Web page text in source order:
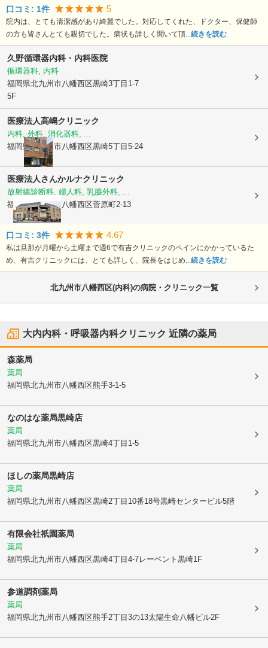
口コミ: 1件 5
院内は、とても清潔感があり綺麗でした。対応してくれた、ドクター、保健師
の方も皆さんとても親切でした。病状も詳しく聞いて頂...続きを読む
久野循環器内科・内科医院
循環器科, 内科
福岡県北九州市八幡西区黒崎3丁目1-7
5F
医療法人高嶋クリニック
内科, 外科, 消化器科, ...
福岡県北九州市八幡西区黒崎5丁目5-24
医療法人さんかルナクリニック
放射線診断科, 婦人科, 乳腺外科, ...
福岡県北九州市八幡西区菅原町2-13
口コミ: 3件 4.67
私は旦那が月曜から土曜まで週6で有吉クリニックのペインにかかっているた
め、有吉クリニックには、とても詳しく、院長をはじめ...続きを読む
北九州市八幡西区(内科)の病院・クリニック一覧
大内内科・呼吸器内科クリニック 近隣の薬局
森薬局
薬局
福岡県北九州市八幡西区熊手3-1-5
なのはな薬局黒崎店
薬局
福岡県北九州市八幡西区黒崎4丁目1-5
ほしの薬局黒崎店
薬局
福岡県北九州市八幡西区黒崎2丁目10番18号黒崎センタービル5階
有限会社祇園薬局
薬局
福岡県北九州市八幡西区黒崎4丁目4-7レーベント黒崎1F
参道調剤薬局
薬局
福岡県北九州市八幡西区熊手2丁目3の13太陽生命八幡ビル2F